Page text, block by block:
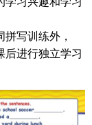
写训练外，
后进行独立学习